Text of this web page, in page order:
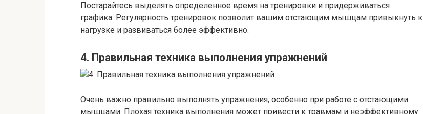
Постарайтесь выделять определенное время на тренировки и придерживаться
графика. Регулярность тренировок позволит вашим отстающим мышцам привыкнуть к
нагрузке и развиваться более эффективно.
4. Правильная техника выполнения упражнений
Очень важно правильно выполнять упражнения, особенно при работе с отстающими
мышцами. Плохая техника выполнения может привести к травмам и неэффективному